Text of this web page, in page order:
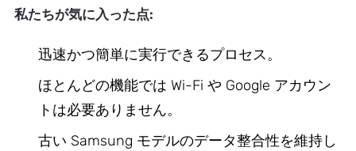
私たちが気に入った点:
迅速かつ簡単に実行できるプロセス。
ほとんどの機能では Wi-Fi や Google アカウン
トは必要ありません。
古い Samsung モデルのデータ整合性を維持し